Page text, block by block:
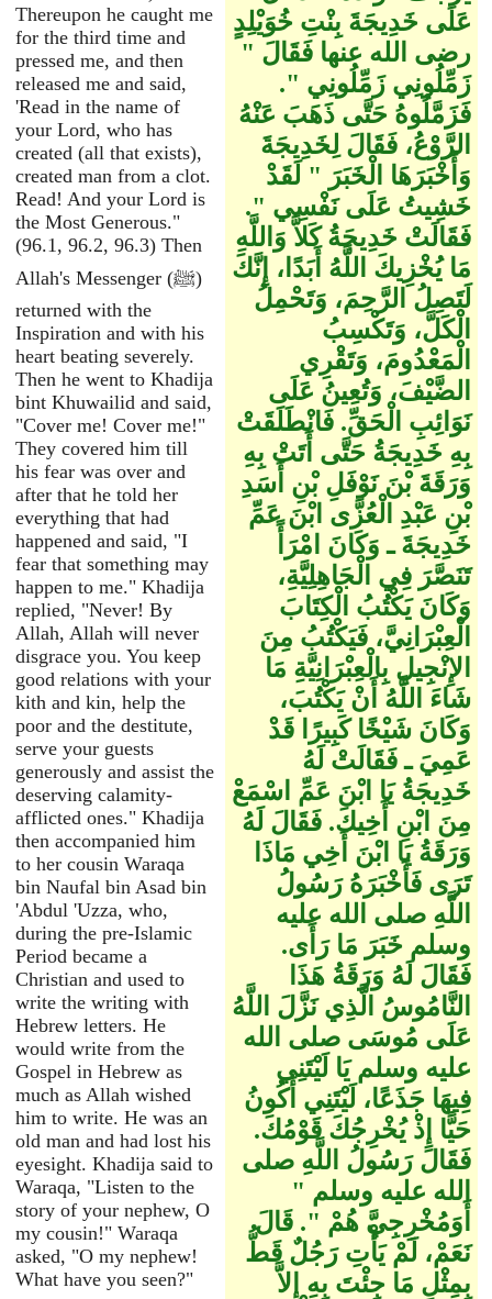
Thereupon he caught me
for the third time and
pressed me, and then
released me and said,
'Read in the name of
your Lord, who has
created (all that exists),
created man from a clot.
Read! And your Lord is
the Most Generous."
(96.1, 96.2, 96.3) Then
Allah's Messenger (ﷺ)
returned with the
Inspiration and with his
heart beating severely.
Then he went to Khadija
bint Khuwailid and said,
"Cover me! Cover me!"
They covered him till
his fear was over and
after that he told her
everything that had
happened and said, "I
fear that something may
happen to me." Khadija
replied, "Never! By
Allah, Allah will never
disgrace you. You keep
good relations with your
kith and kin, help the
poor and the destitute,
serve your guests
generously and assist the
deserving calamity-
afflicted ones." Khadija
then accompanied him
to her cousin Waraqa
bin Naufal bin Asad bin
'Abdul 'Uzza, who,
during the pre-Islamic
Period became a
Christian and used to
write the writing with
Hebrew letters. He
would write from the
Gospel in Hebrew as
much as Allah wished
him to write. He was an
old man and had lost his
eyesight. Khadija said to
Waraqa, "Listen to the
story of your nephew, O
my cousin!" Waraqa
asked, "O my nephew!
What have you seen?"
عَلَى خَدِيجَةَ بِنْتِ خُوَيْلِدٍ
رضى الله عنها فَقَالَ ‏"‏
زَمِّلُونِي زَمِّلُونِي ‏"‏‏.‏
فَزَمَّلُوهُ حَتَّى ذَهَبَ عَنْهُ
الرَّوْعُ، فَقَالَ لِخَدِيجَةَ
وَأَخْبَرَهَا الْخَبَرَ ‏"‏ لَقَدْ
خَشِيتُ عَلَى نَفْسِي ‏"‏‏.‏
فَقَالَتْ خَدِيجَةُ كَلاَّ وَاللَّهِ
مَا يُخْزِيكَ اللَّهُ أَبَدًا، إِنَّكَ
لَتَصِلُ الرَّحِمَ، وَتَحْمِلُ
الْكَلَّ، وَتَكْسِبُ
الْمَعْدُومَ، وَتَقْرِي
الضَّيْفَ، وَتُعِينُ عَلَى
نَوَائِبِ الْحَقِّ‏.‏ فَانْطَلَقَتْ
بِهِ خَدِيجَةُ حَتَّى أَتَتْ بِهِ
وَرَقَةَ بْنَ نَوْفَلِ بْنِ أَسَدِ
بْنِ عَبْدِ الْعُزَّى ابْنَ عَمِّ
خَدِيجَةَ ـ وَكَانَ امْرَأً
تَنَصَّرَ فِي الْجَاهِلِيَّةِ،
وَكَانَ يَكْتُبُ الْكِتَابَ
الْعِبْرَانِيَّ، فَيَكْتُبُ مِنَ
الإِنْجِيلِ بِالْعِبْرَانِيَّةِ مَا
شَاءَ اللَّهُ أَنْ يَكْتُبَ،
وَكَانَ شَيْخًا كَبِيرًا قَدْ
عَمِيَ ـ فَقَالَتْ لَهُ
خَدِيجَةُ يَا ابْنَ عَمِّ اسْمَعْ
مِنَ ابْنِ أَخِيكَ‏.‏ فَقَالَ لَهُ
وَرَقَةُ يَا ابْنَ أَخِي مَاذَا
تَرَى فَأَخْبَرَهُ رَسُولُ
اللَّهِ صلى الله عليه
وسلم خَبَرَ مَا رَأَى‏.‏
فَقَالَ لَهُ وَرَقَةُ هَذَا
النَّامُوسُ الَّذِي نَزَّلَ اللَّهُ
عَلَى مُوسَى صلى الله
عليه وسلم يَا لَيْتَنِي
فِيهَا جَذَعًا، لَيْتَنِي أَكُونُ
حَيًّا إِذْ يُخْرِجُكَ قَوْمُكَ‏.‏
فَقَالَ رَسُولُ اللَّهِ صلى
الله عليه وسلم ‏"‏
أَوَمُخْرِجِيَّ هُمْ ‏"‏‏.‏ قَالَ
نَعَمْ، لَمْ يَأْتِ رَجُلٌ قَطُّ
بِمِثْلِ مَا جِئْتَ بِهِ إِلاَّ